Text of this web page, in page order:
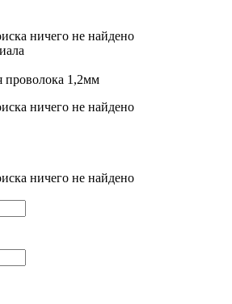
ничего не найдено
проволока 1,2мм
ничего не найдено
ничего не найдено